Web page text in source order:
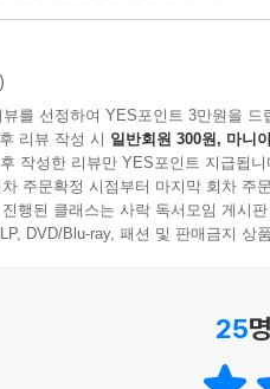
리가 되도록 하였다. 또한 요리
적인 이탈리아 요리를 시작하
샐러드 레시피를 담고 있다.
식사를 후딱 만들어 낼 수 있다
익숙한 크렘블레와 초콜릿 무
를 선정하여 YES포인트 3만원을 드
리뷰 작성 시 일반회원 300원, 마니
작성한 리뷰만 YES포인트 지급됩니
주문확정 시점부터 마지막 회차 주
행된 클래스는 사락 독서모임 게시
DVD/Blu-ray, 패션 및 판매금지 상
25